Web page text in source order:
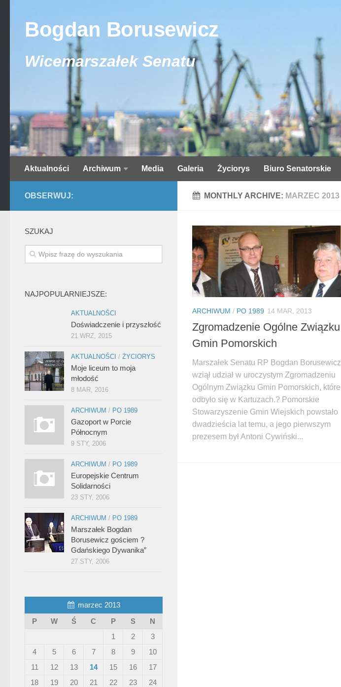
Bogdan Borusewicz
Wicemarszałek Senatu
Aktualności Archiwum Media Galeria Życiorys Biuro Senatorskie
MONTHLY ARCHIVE: MARZEC 2013
ARCHIWUM / PO 1989 14 MAR, 2013
Zgromadzenie Ogólne Związku
Gmin Pomorskich
Marszałek Senatu RP Bogdan Borusewicz
wziął udział w uroczystym Zgromadzeniu
Ogólnym Związku Gmin Pomorskich, które
odbyło się w Kartuzach.? Pomorskie
Stowarzyszenie Gmin Wiejskich powstało
dwadzieścia lat temu, a jego pierwszym
prezesem był Antoni Cywiński...
OBSERWUJ:
SZUKAJ
NAJPOPULARNIEJSZE:
AKTUALNOŚCI
Doświadczenie i przyszłość
21 WRZ, 2015
AKTUALNOŚCI / ŻYCIORYS
Moje liceum to moja
młodość
8 MAR, 2016
ARCHIWUM / PO 1989
Gazoport w Porcie
Północnym
9 STY, 2006
ARCHIWUM / PO 1989
Europejskie Centrum
Solidarności
23 STY, 2006
ARCHIWUM / PO 1989
Marszałek Bogdan
Borusewicz gościem ?
Gdańskiego Dywanika”
27 STY, 2006
marzec 2013
P
W Ś C P S
N
1
2
3
4
5 6 7 8 9
10
11
12 13 14 15 16
17
18
19 20 21 22 23
24